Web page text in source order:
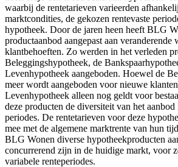
waarbij de rentetarieven varieerden
marktcondities, de gekozen rentevaste
hypotheek. Door de jaren heen heeft BLG
productaanbod aangepast aan veranderende
klantbehoeften. Zo werden in het verleden
Beleggingshypotheek, de
Levenhypotheek aangeboden. Hoewel de
meer wordt aangeboden voor nieuwe
Levenhypotheek alleen nog geldt voor
deze producten de diversiteit van het
periodes. De rentetarieven voor deze
mee met de algemene marktrente van hun
BLG Wonen diverse hypotheekproducten
concurrerend zijn in de huidige markt, voor
variabele renteperiodes.